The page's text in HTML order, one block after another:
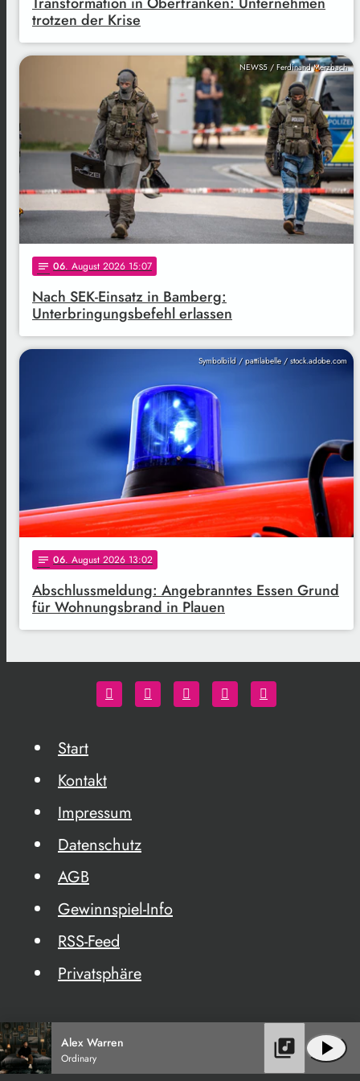
trotzen der Krise
NEWS5 / Ferdinand Merzbach
notes 06. August 2026 15:07
Nach SEK-Einsatz in Bamberg:
Unterbringungsbefehl erlassen
Symbolbild / pattilabelle / stock.adobe.com
notes 06. August 2026 13:02
Abschlussmeldung: Angebranntes Essen Grund
für Wohnungsbrand in Plauen
Start
Kontakt
Impressum
Datenschutz
AGB
Gewinnspiel-Info
RSS-Feed
Privatsphäre
Alex Warren
Ordinary play_arrow
library_music